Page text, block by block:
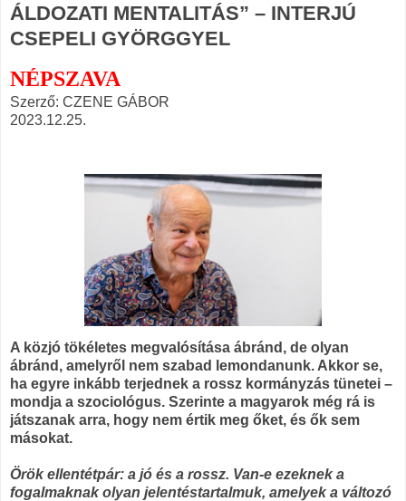
ÁLDOZATI MENTALITÁS” – INTERJÚ
CSEPELI GYÖRGGYEL
NÉPSZAVA
Szerző: CZENE GÁBOR
2023.12.25.
A közjó tökéletes megvalósítása ábránd, de olyan
ábránd, amelyről nem szabad lemondanunk. Akkor se,
ha egyre inkább terjednek a rossz kormányzás tünetei –
mondja a szociológus. Szerinte a magyarok még rá is
játszanak arra, hogy nem értik meg őket, és ők sem
másokat.
Örök ellentétpár: a jó és a rossz. Van-e ezeknek a
fogalmaknak olyan jelentéstartalmuk, amelyek a változó